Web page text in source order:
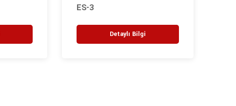
ES-3
Detaylı Bilgi